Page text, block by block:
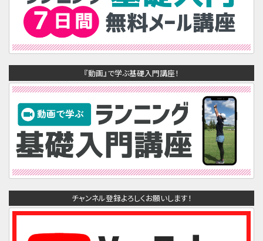
『動画』で学ぶ基礎入門講座！
チャンネル登録よろしくお願いします！